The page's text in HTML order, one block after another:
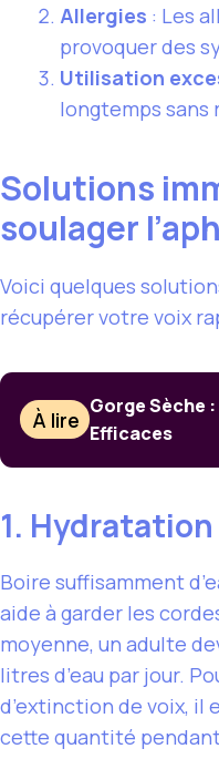
Allergies : Les
provoquer des
Utilisation
longtemps sans
Solutions
soulager
Voici quelques
récupérer votre voix
À lire
Gorge Sèche
Efficaces
1. Hydratation
Boire suffisamment
aide à garder les
moyenne, un adulte
litres d’eau par jour.
d’extinction de voix, il
cette quantité